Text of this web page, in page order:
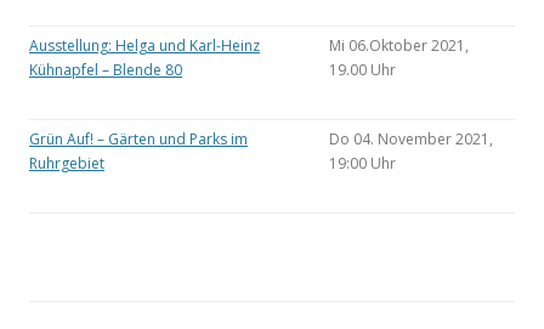
Ausstellung: Helga und Karl-Heinz
Kühnapfel – Blende 80
Mi 06.Oktober 2021,
19.00 Uhr
Grün Auf! – Gärten und Parks im
Ruhrgebiet
Do 04. November 2021,
19:00 Uhr